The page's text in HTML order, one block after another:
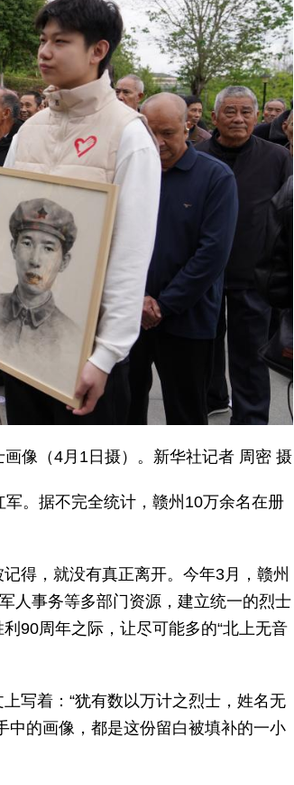
像（4月1日摄）。新华社记者 周密 摄
。据不完全统计，赣州10万余名在册
得，就没有真正离开。今年3月，赣州
人事务等多部门资源，建立统一的烈士
90周年之际，让尽可能多的“北上无音
写着：“犹有数以万计之烈士，姓名无
中的画像，都是这份留白被填补的一小